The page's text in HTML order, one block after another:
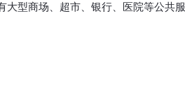
型商场、超市、银行、医院等公共